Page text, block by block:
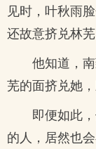
见时，叶秋雨
还故意挤兑林
他知道，
芜的面挤兑她
即便如此
的人，居然也